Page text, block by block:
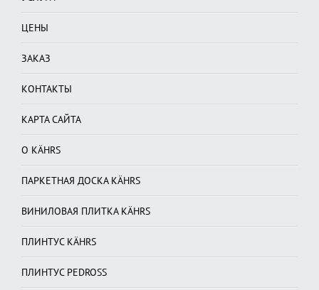
ЦЕНЫ
ЗАКАЗ
КОНТАКТЫ
КАРТА САЙТА
О KÄHRS
ПАРКЕТНАЯ ДОСКА KÄHRS
ВИНИЛОВАЯ ПЛИТКА KÄHRS
ПЛИНТУС KÄHRS
ПЛИНТУС PEDROSS